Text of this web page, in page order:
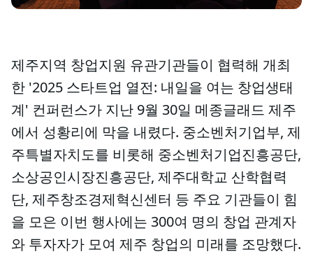
제주지역 창업지원 유관기관들이 협력해 개최
한 '2025 스타트업 열전: 내일을 여는 창업생태
계' 컨퍼런스가 지난 9월 30일 메종글래드 제주
에서 성황리에 막을 내렸다. 중소벤처기업부, 제
주특별자치도를 비롯해 중소벤처기업진흥공단,
소상공인시장진흥공단, 제주대학교 산학협력
단, 제주창조경제혁신센터 등 주요 기관들이 힘
을 모은 이번 행사에는 300여 명의 창업 관계자
와 투자자가 모여 제주 창업의 미래를 조망했다.